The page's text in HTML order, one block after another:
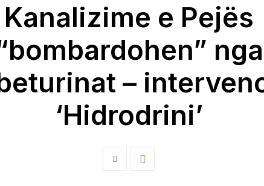
Kanalizime e Pejës
nga
–
‘Hidrodrini’